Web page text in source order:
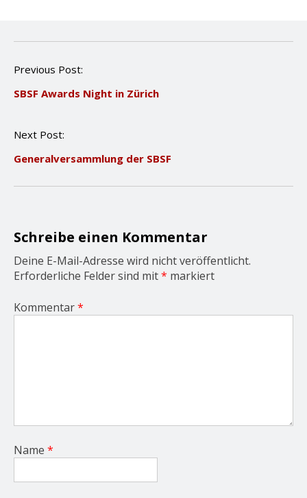
P
s
a
i
o
Previous Post:
SBSF Awards Night in Zürich
Next Post:
Generalversammlung der SBSF
Schreibe einen Kommentar
Deine E-Mail-Adresse wird nicht veröffentlicht.
Erforderliche Felder sind mit* markiert
Kommentar*
Name *